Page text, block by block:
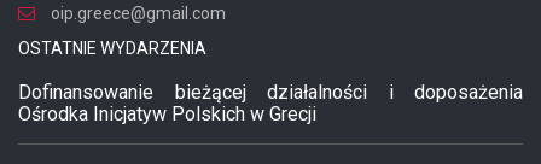
oip.greece@gmail.com
OSTATNIE WYDARZENIA
Dofinansowanie bieżącej działalności i doposażenia
Ośrodka Inicjatyw Polskich w Grecji